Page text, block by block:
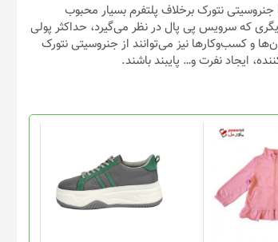
نتورک برخلاف پلتفرم بسیار محبوب
روز محدود می‌کند. محدودیت دیگری که سرویس پی پال در نظر می‌گیرد، حداکثر پولی
(۲۰،۰۰۰ دلار). افراد حقیقی و سازمان‌ها و کسب‌و‌کارها نیز می‌توانند از جنروسیتی نتورک
ایجاد نفرت و… پایبند باشند.
محصول
دارای
انواع
مختلفی